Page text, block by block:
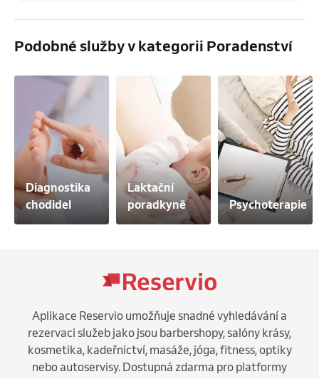
Podobné služby v kategorii Poradenství
Diagnostika
chodidel
Laktační
poradkyně
Psychoterapie
Aplikace Reservio umožňuje snadné vyhledávání a
rezervaci služeb jako jsou barbershopy, salóny krásy,
kosmetika, kadeřnictví, masáže, jóga, fitness, optiky
nebo autoservisy. Dostupná zdarma pro platformy